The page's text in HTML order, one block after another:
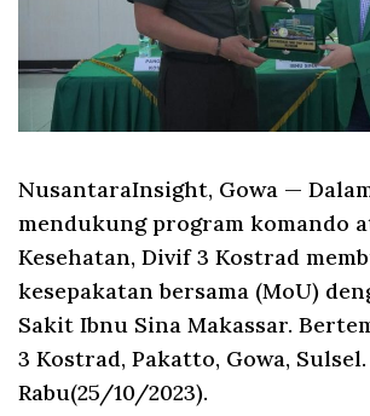
NusantaraInsight, Gowa —
mendukung program komando
Kesehatan, Divif 3 Kostrad
kesepakatan bersama (MoU)
Sakit Ibnu Sina Makassar.
3 Kostrad, Pakatto, Gowa, Sulsel.
Rabu(25/10/2023).